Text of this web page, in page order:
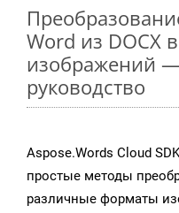
Word из DOCX
изображений
руководство
Aspose.Words Cloud
простые методы
различные форматы